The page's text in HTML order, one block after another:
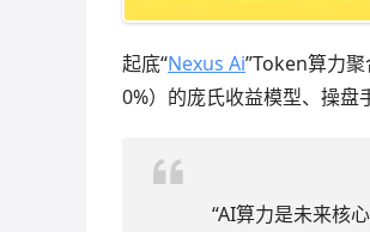
起底“Nexus Ai”Token算力
0%）的庞氏收益模型、操盘
“AI算力是未来核